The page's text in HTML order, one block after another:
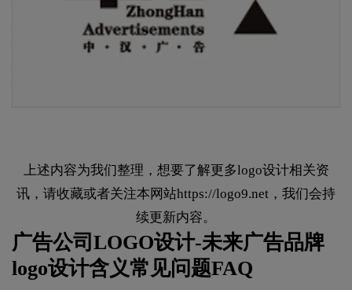
上述内容为我们整理，想要了解更多logo设计相关资
讯，请收藏或者关注本网站https://logo9.net ，我们会持
续更新内容。
广告公司LOGO设计-未来广告品牌
logo设计含义常见问题FAQ